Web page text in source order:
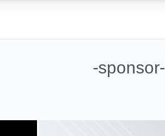
-sponsor-